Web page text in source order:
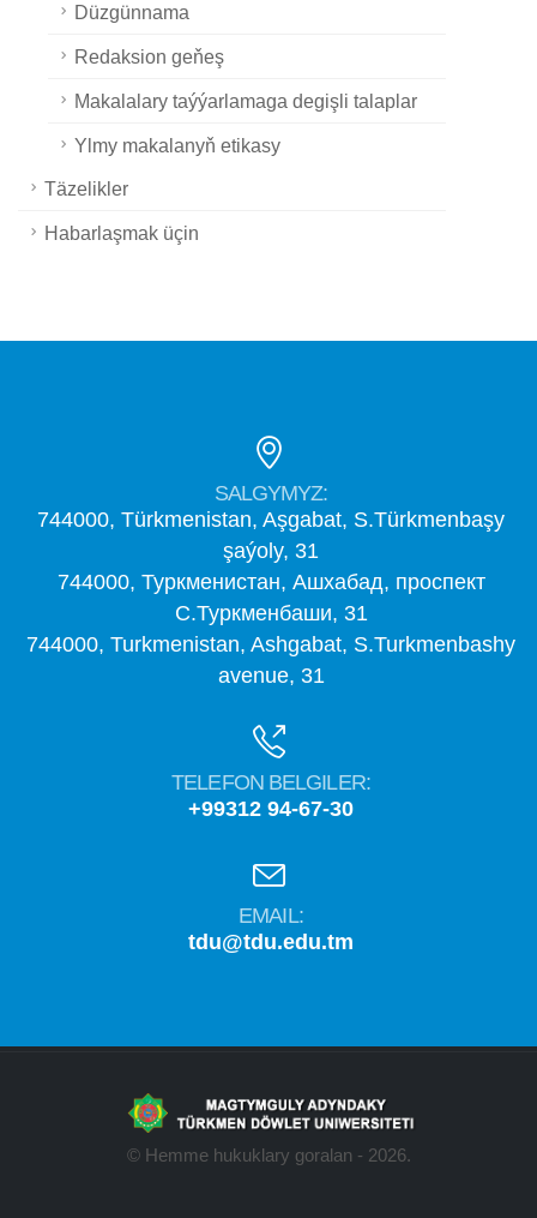
Düzgünnama
Redaksion geňeş
Makalalary taýýarlamaga degişli talaplar
Ylmy makalanyň etikasy
Täzelikler
Habarlaşmak üçin
SALGYMYZ:
744000, Türkmenistan, Aşgabat, S.Türkmenbaşy
şaýoly, 31
744000, Туркменистан, Ашхабад, проспект
С.Туркменбаши, 31
744000, Turkmenistan, Ashgabat, S.Turkmenbashy
avenue, 31
TELEFON BELGILER:
+99312 94-67-30
EMAIL:
tdu@tdu.edu.tm
© Hemme hukuklary goralan - 2026.